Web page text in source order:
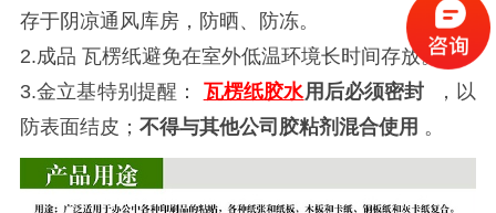
存于阴凉通风库房，防晒、防冻。
2.成品 瓦楞纸避免在室外低温环境长时间存放。
3.金立基特别提醒： 瓦楞纸胶水用后必须密封
，以
防表面结皮； 不得与其他公司胶粘剂混合使用 。